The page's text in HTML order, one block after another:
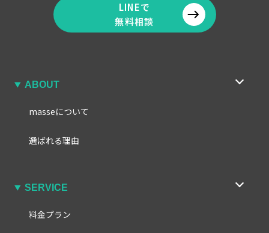
LINEで
無料相談
ABOUT
masseについて
選ばれる理由
SERVICE
料金プラン